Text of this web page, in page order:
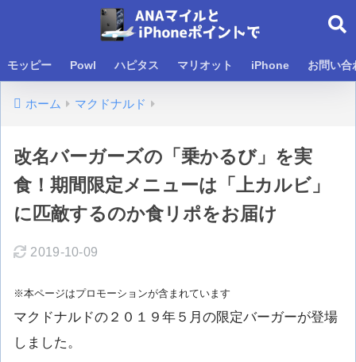
モッピー Powl ハピタス マリオット iPhone お問い合
ホーム マクドナルド
改名バーガーズの「乗かるび」を実
食！期間限定メニューは「上カルビ」
に匹敵するのか食リポをお届け
2019-10-09
※本ページはプロモーションが含まれています
マクドナルドの２０１９年５月の限定バーガーが登場
しました。